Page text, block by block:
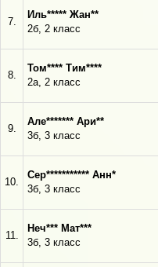
7.
Иль***** Жан**
2б, 2 класс
8.
Том**** Тим****
2а, 2 класс
9.
Але******* Ари**
3б, 3 класс
10.
Сер*********** Анн*
3б, 3 класс
11.
Неч*** Мат***
3б, 3 класс